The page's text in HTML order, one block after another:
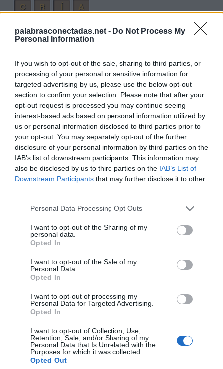
palabrasconectadas.net - Do Not Process My
Personal Information
If you wish to opt-out of the sale, sharing to third parties, or
processing of your personal or sensitive information for
targeted advertising by us, please use the below opt-out
section to confirm your selection. Please note that after your
opt-out request is processed you may continue seeing
interest-based ads based on personal information utilized by
us or personal information disclosed to third parties prior to
your opt-out. You may separately opt-out of the further
disclosure of your personal information by third parties on the
IAB’s list of downstream participants. This information may
also be disclosed by us to third parties on the IAB’s List of
Downstream Participants that may further disclose it to other
Personal Data Processing Opt Outs
I want to opt-out of the Sharing of my
personal data.
Opted In
I want to opt-out of the Sale of my
Personal Data.
Opted In
I want to opt-out of processing my
Personal Data for Targeted Advertising.
Opted In
I want to opt-out of Collection, Use,
Retention, Sale, and/or Sharing of my
Personal Data that Is Unrelated with the
Purposes for which it was collected.
Opted Out
C
R Í
A
S
A C
A
C
A S A R
A
S
A C A R
A
C
A S A R
A
Palabras extra:
A
R C
A
A
S A
R
A
R A
S
R
A S C
A
A C A
R
A C R
A
A C
A
BUSCAR MÁS
Por favor seleccione los niveles:
Palabras Conectadas Respuesta de nivel 25927